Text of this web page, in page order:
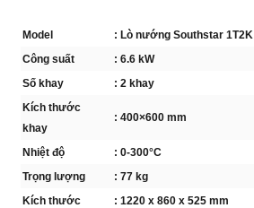
Model
: Lò nướng Southstar 1T2K
Công suất
: 6.6 kW
Số khay
: 2 khay
Kích thước
khay
: 400×600 mm
Nhiệt độ
: 0-300°C
Trọng lượng
: 77 kg
Kích thước
: 1220 x 860 x 525 mm